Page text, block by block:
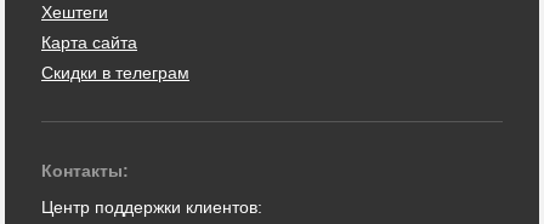
Хештеги
Карта сайта
Скидки в телеграм
Контакты:
Центр поддержки клиентов: